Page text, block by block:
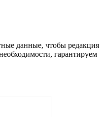
данные, чтобы редакция
гарантируем